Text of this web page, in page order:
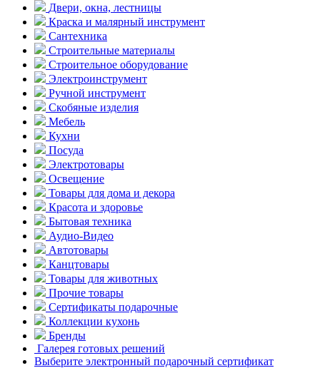
Двери, окна, лестницы
Краска и малярный инструмент
Сантехника
Строительные материалы
Строительное оборудование
Электроинструмент
Ручной инструмент
Скобяные изделия
Мебель
Кухни
Посуда
Электротовары
Освещение
Товары для дома и декора
Красота и здоровье
Бытовая техника
Аудио-Видео
Автотовары
Канцтовары
Товары для животных
Прочие товары
Сертификаты подарочные
Коллекции кухонь
Бренды
Галерея готовых решений
Выберите электронный подарочный сертификат